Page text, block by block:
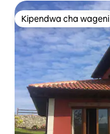
Kipendwa cha wageni
Kipendwa cha wageni